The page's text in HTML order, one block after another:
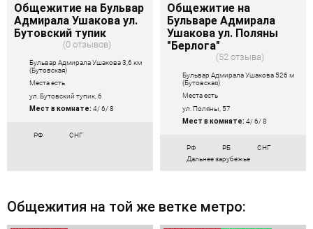
Общежитие на Бульвар
Адмирала Ушакова ул.
Бутовский тупик
0 отзывов
Бульвар Адмирала Ушакова 3,6 км
(Бутовская)
Места есть
ул. Бутовский тупик, 6
Мест в комнате: 4/ 6/ 8
РФ СНГ
Общежитие на
Бульваре Адмирала
Ушакова ул. Поляны
"Берлога"
52 отзыва
Бульвар Адмирала Ушакова 526 м
(Бутовская)
Места есть
ул. Поляны, 57
Мест в комнате: 4/ 6/ 8
РФ РБ
СНГ
Дальнее зарубежье
Общежития на той же ветке метро: